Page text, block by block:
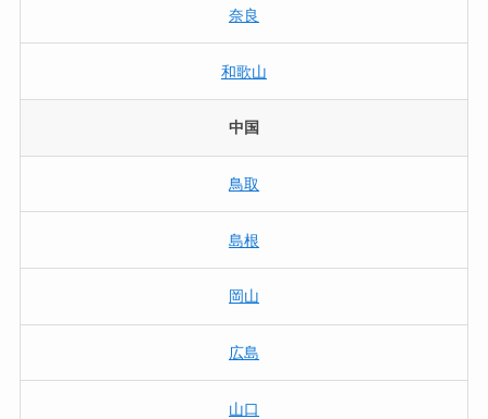
奈良
和歌山
中国
鳥取
島根
岡山
広島
山口